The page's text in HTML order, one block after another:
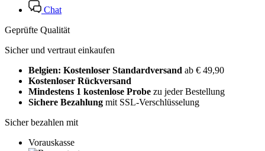
Chat
Geprüfte Qualität
Sicher und vertraut einkaufen
Belgien: Kostenloser Standardversand ab € 49,90
Kostenloser Rückversand
Mindestens 1 kostenlose Probe zu jeder Bestellung
Sichere Bezahlung mit SSL-Verschlüsselung
Sicher bezahlen mit
Vorauskasse